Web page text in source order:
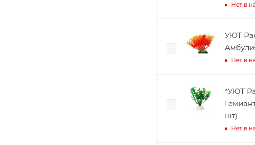
Нет в
УЮТ
Нет в
*УЮТ
шт)
Нет в